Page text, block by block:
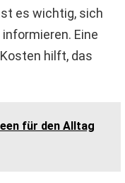
es wichtig, sich
Eine
hilft, das
für den Alltag